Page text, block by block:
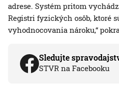
adrese. Systém pritom
Registri fyzických osôb, ktoré
vyhodnocovania nároku,“
Sledujte
STVR na Facebooku